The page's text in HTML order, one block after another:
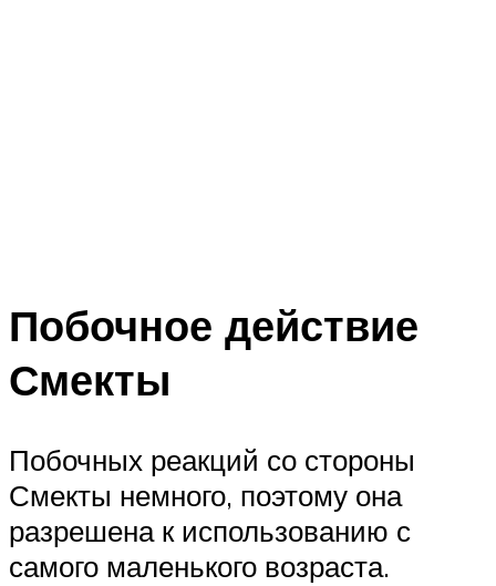
Побочное действие
Смекты
Побочных реакций со стороны
Смекты немного, поэтому она
разрешена к использованию с
самого маленького возраста.